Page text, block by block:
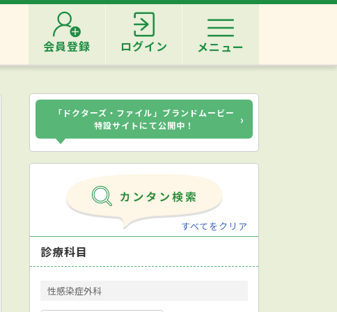
会員登録 ログイン メニュー
「ドクターズ・ファイル」ブランドムービー
特設サイトにて公開中！
›
すべてをクリア
診療科目
性感染症外科